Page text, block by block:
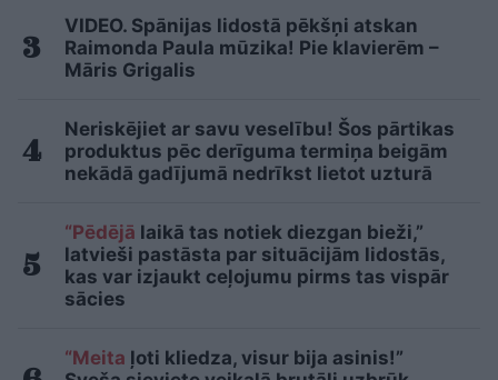
VIDEO. Spānijas lidostā pēkšņi atskan
Raimonda Paula mūzika! Pie klavierēm –
Māris Grigalis
Neriskējiet ar savu veselību! Šos pārtikas
produktus pēc derīguma termiņa beigām
nekādā gadījumā nedrīkst lietot uzturā
“Pēdējā laikā tas notiek diezgan bieži,”
latvieši pastāsta par situācijām lidostās,
kas var izjaukt ceļojumu pirms tas vispār
sācies
“Meita ļoti kliedza, visur bija asinis!”